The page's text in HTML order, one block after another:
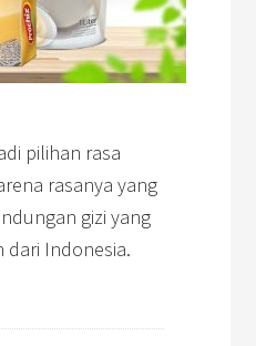
pilihan rasa
rasanya yang
gizi yang
dari Indonesia.